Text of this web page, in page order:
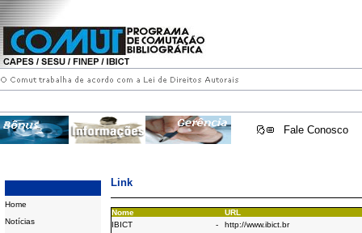
Fale Conosco
Home
Notícias
Link
Nome
URL
IBICT
-
http://www.ibict.br